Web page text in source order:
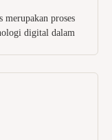
proses
digital dalam